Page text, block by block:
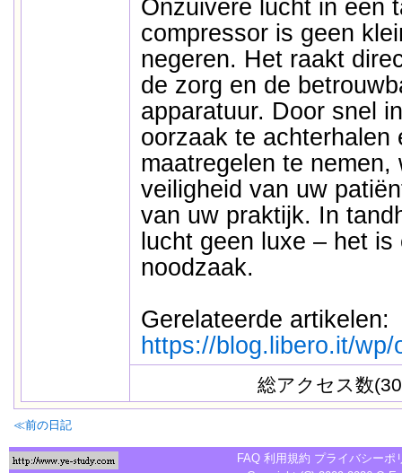
Onzuivere lucht in een
compressor is geen
negeren. Het raakt
de zorg en de
apparatuur. Door snel
oorzaak te achterhalen
maatregelen te
veiligheid van uw
van uw praktijk. In
lucht geen luxe – het
noodzaak.
Gerelateerde artikelen:
https://blog.libero.it/
総アクセス数
≪前の日記
FAQ 利用規約 プライバシーポ